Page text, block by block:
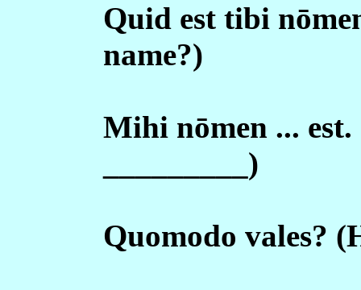
Quid est tibi
name?)
Mihi nōmen ...
_________)
Quomodo vales?